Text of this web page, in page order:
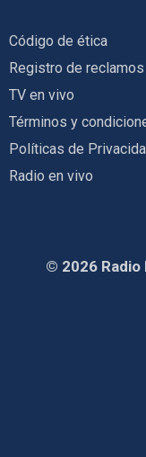
Código de ética
Registro de reclamos
TV en vivo
Términos y
Políticas de
Radio en vivo
© 2026 Radio